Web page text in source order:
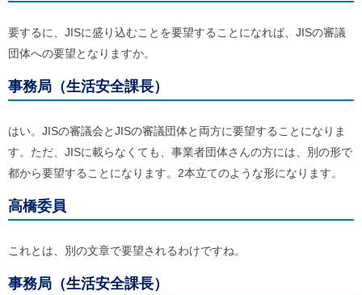
要するに、JISに盛り込むことを要望することになれば、JISの審議
団体への要望となりますか。
事務局（生活安全課長）
はい。JISの審議会とJISの審議団体と両方に要望することになりま
す。ただ、JISに載らなくても、事業者団体さんの方には、別の形で
都から要望することになります。2本立てのような形になります。
高橋委員
これとは、別の文章で要望されるわけですね。
事務局（生活安全課長）